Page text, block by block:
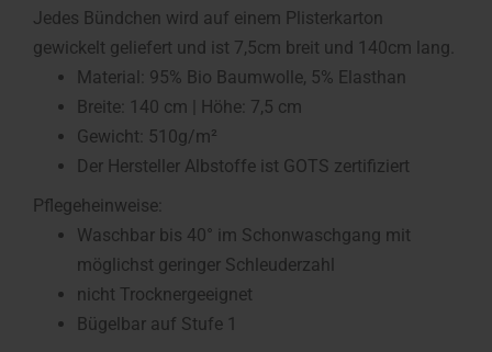
Jedes Bündchen wird auf einem Plisterkarton
gewickelt geliefert und ist 7,5cm breit und 140cm lang.
Material: 95% Bio Baumwolle, 5% Elasthan
Breite: 140 cm | Höhe: 7,5 cm
Gewicht: 510g/m²
Der Hersteller Albstoffe ist GOTS zertifiziert
Pflegeheinweise:
Waschbar bis 40° im Schonwaschgang mit
möglichst geringer Schleuderzahl
nicht Trocknergeeignet
Bügelbar auf Stufe 1